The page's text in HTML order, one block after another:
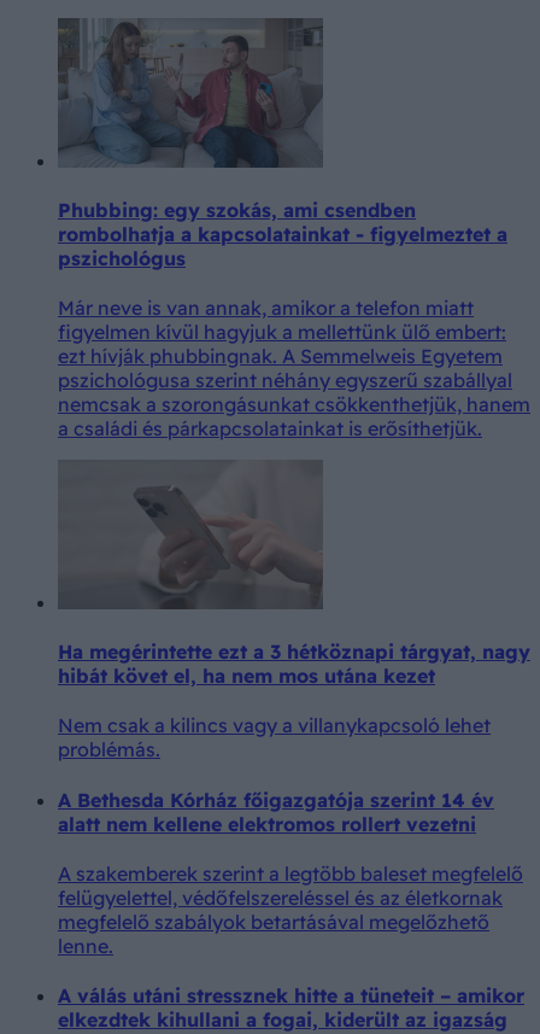
Phubbing: egy szokás, ami csendben
rombolhatja a kapcsolatainkat - figyelmeztet a
pszichológus
Már neve is van annak, amikor a telefon miatt
figyelmen kívül hagyjuk a mellettünk ülő embert:
ezt hívják phubbingnak. A Semmelweis Egyetem
pszichológusa szerint néhány egyszerű szabállyal
nemcsak a szorongásunkat csökkenthetjük, hanem
a családi és párkapcsolatainkat is erősíthetjük.
Ha megérintette ezt a 3 hétköznapi tárgyat, nagy
hibát követ el, ha nem mos utána kezet
Nem csak a kilincs vagy a villanykapcsoló lehet
problémás.
A Bethesda Kórház főigazgatója szerint 14 év
alatt nem kellene elektromos rollert vezetni
A szakemberek szerint a legtöbb baleset megfelelő
felügyelettel, védőfelszereléssel és az életkornak
megfelelő szabályok betartásával megelőzhető
lenne.
A válás utáni stressznek hitte a tüneteit – amikor
elkezdtek kihullani a fogai, kiderült az igazság